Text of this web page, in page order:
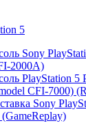
5
Sony
2000A)
PlayStation 5
CFI-7000)
Sony